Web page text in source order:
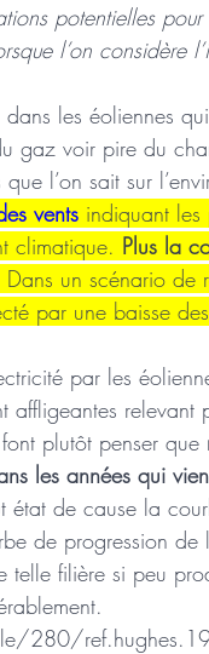
potentielles
l’on considère
les éoliennes
gaz voir pire du
l’on sait sur
vents indiquant les
climatique. Plus la
Dans un scénario de
par une baisse
par les
relevant
plutôt penser que
les années qui
état de cause la
de progression
telle filière si peu
280/